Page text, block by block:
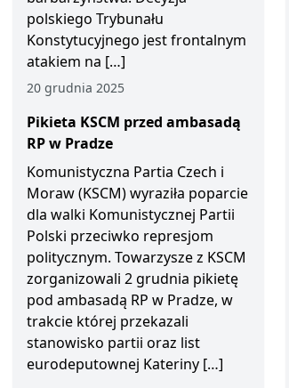
polskiego Trybunału
Konstytucyjnego jest frontalnym
atakiem na […]
20 grudnia 2025
Pikieta KSCM przed ambasadą
RP w Pradze
Komunistyczna Partia Czech i
Moraw (KSCM) wyraziła poparcie
dla walki Komunistycznej Partii
Polski przeciwko represjom
politycznym. Towarzysze z KSCM
zorganizowali 2 grudnia pikietę
pod ambasadą RP w Pradze, w
trakcie której przekazali
stanowisko partii oraz list
eurodeputownej Kateriny […]